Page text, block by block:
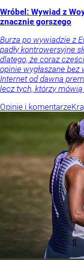
Wróbel: Wywiad z
znacznie gorszego
Burza po wywiadzie z
padły kontrowersyjne
dlatego, że coraz
opinie wygłaszane
Internet od dawna
lecz tych, którzy mówią
Opinie i komentarze